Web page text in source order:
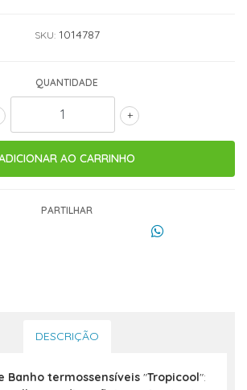
SKU: 1014787
QUANTIDADE
+
PARTILHAR
DESCRIÇÃO
Banho termossensíveis "Tropicool":